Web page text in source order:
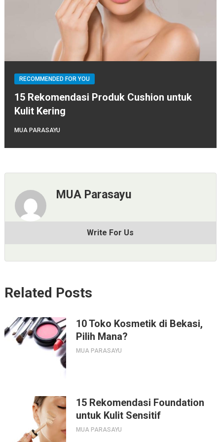
RECOMMENDED FOR YOU
15 Rekomendasi Produk Cushion untuk
Kulit Kering
MUA PARASAYU
MUA Parasayu
Write For Us
Related Posts
10 Toko Kosmetik di Bekasi,
Pilih Mana?
MUA PARASAYU
15 Rekomendasi Foundation
untuk Kulit Sensitif
MUA PARASAYU